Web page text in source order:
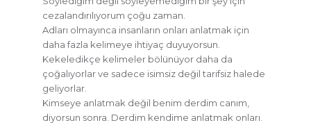
cezalandırılıyorum çoğu zaman.
Adları olmayınca insanların onları anlatmak için
daha fazla kelimeye ihtiyaç duyuyorsun.
Kekeledikçe kelimeler bölünüyor daha da
çoğalıyorlar ve sadece isimsiz değil tarifsiz halede
geliyorlar.
Kimseye anlatmak değil benim derdim canım,
diyorsun sonra. Derdim kendime anlatmak onları.